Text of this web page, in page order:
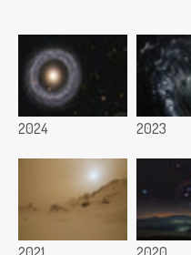
2024 2023